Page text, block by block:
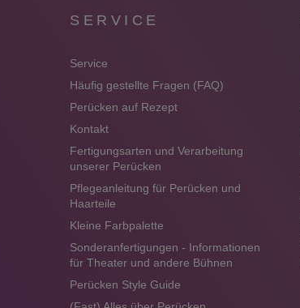
SERVICE
Service
Häufig gestellte Fragen (FAQ)
Perücken auf Rezept
Kontakt
Fertigungsarten und Verarbeitung
unserer Perücken
Pflegeanleitung für Perücken und
Haarteile
Kleine Farbpalette
Sonderanfertigungen - Informationen
für Theater und andere Bühnen
Perücken Style Guide